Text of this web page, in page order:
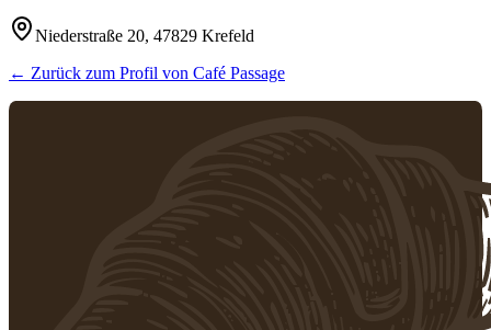
Niederstraße 20, 47829 Krefeld
← Zurück zum Profil von Café Passage